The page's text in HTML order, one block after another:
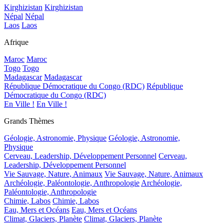
Kirghizistan Kirghizistan
Népal Népal
Laos Laos
Afrique
Maroc Maroc
Togo Togo
Madagascar Madagascar
République Démocratique du Congo (RDC) République
Démocratique du Congo (RDC)
En Ville ! En Ville !
Grands Thèmes
Géologie, Astronomie, Physique Géologie, Astronomie,
Physique
Cerveau, Leadership, Développement Personnel Cerveau,
Leadership, Développement Personnel
Vie Sauvage, Nature, Animaux Vie Sauvage, Nature, Animaux
Archéologie, Paléontologie, Anthropologie Archéologie,
Paléontologie, Anthropologie
Chimie, Labos Chimie, Labos
Eau, Mers et Océans Eau, Mers et Océans
Climat, Glaciers, Planète Climat, Glaciers, Planète